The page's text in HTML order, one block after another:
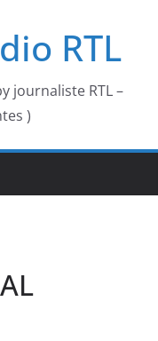
RTL
journaliste RTL –
)